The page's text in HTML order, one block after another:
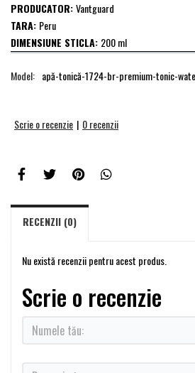
PRODUCATOR:Vantguard
TARA: Peru
DIMENSIUNE STICLA: 200 ml
Model: apă-tonică-1724-br-premium-tonic-
Scrie o recenzie | 0 recenzii
RECENZII (0)
Nu există recenzii pentru acest produs.
Scrie o recenzie